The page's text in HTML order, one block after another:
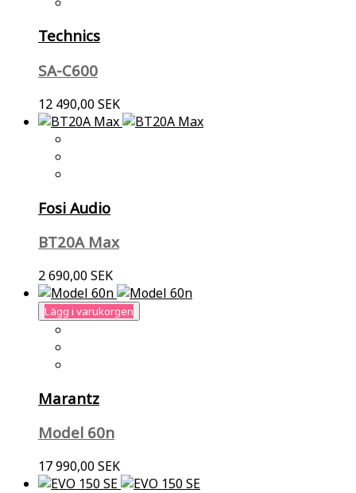
Technics
SA-C600
12 490,00 SEK
Fosi Audio
BT20A Max
2 690,00 SEK
Lägg i varukorgen
Marantz
Model 60n
17 990,00 SEK